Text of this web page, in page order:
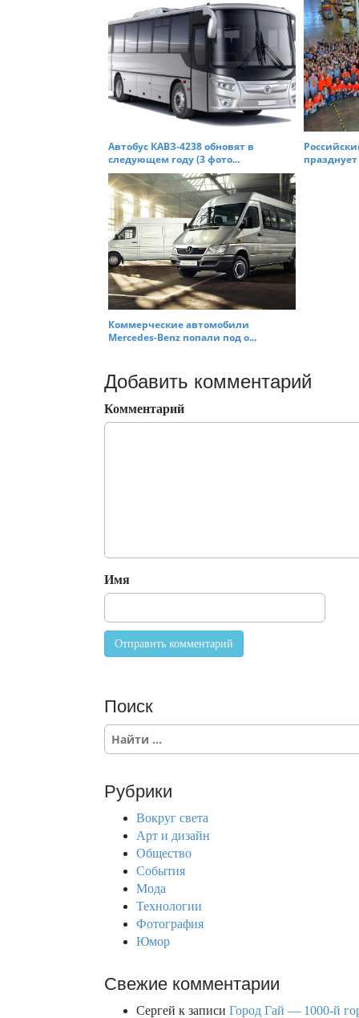
Автобус КАВЗ-4238 обновят в
следующем году (3 фото...
Коммерческие автомобили
Mercedes-Benz попали под о...
Добавить комментарий
Комментарий
Имя
Поиск
S
e
c
Рубрики
Вокруг света
Арт и дизайн
Общество
События
Мода
Технологии
Фотография
Юмор
Свежие комментарии
Сергей к записи Город Гай — 1000-й